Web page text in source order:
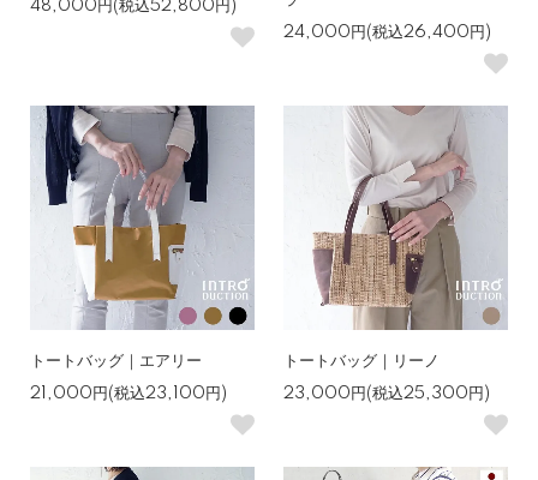
48,000円(税込52,800円)
24,000円(税込26,400円)
トートバッグ｜エアリー
21,000円(税込23,100円)
トートバッグ｜リーノ
23,000円(税込25,300円)